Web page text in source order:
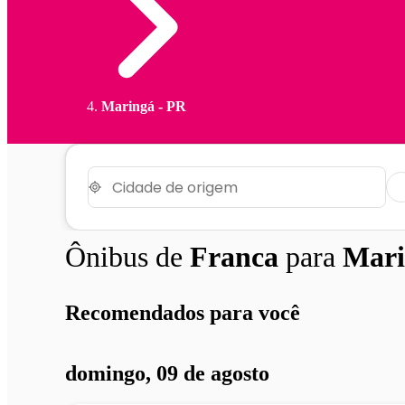
Maringá - PR
Ônibus de Franca para
Recomendados para você
domingo, 09 de agosto